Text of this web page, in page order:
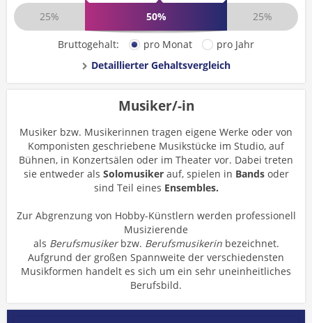
25%
50% 25%
Bruttogehalt: pro Monat
pro Jahr
Detaillierter Gehaltsvergleich
Musiker/-in
Musiker bzw. Musikerinnen tragen eigene Werke oder von
Komponisten geschriebene Musikstücke im Studio, auf
Bühnen, in Konzertsälen oder im Theater vor. Dabei treten
sie entweder als Solomusikerauf, spielen in Bandsoder
sind Teil eines Ensembles.
Zur Abgrenzung von Hobby-Künstlern werden professionell
Musizierende
als Berufsmusikerbzw. Berufsmusikerinbezeichnet.
Aufgrund der großen Spannweite der verschiedensten
Musikformen handelt es sich um ein sehr uneinheitliches
Berufsbild.